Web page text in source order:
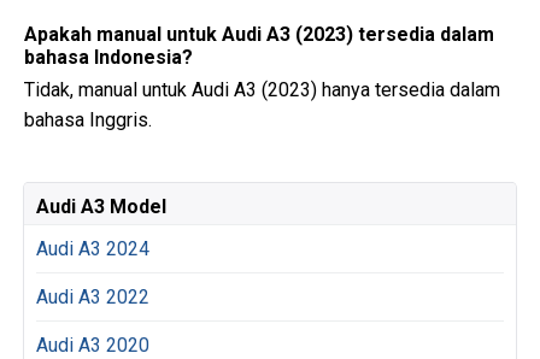
Apakah manual untuk Audi A3 (2023) tersedia dalam
bahasa Indonesia?
Tidak, manual untuk Audi A3 (2023) hanya tersedia dalam
bahasa Inggris.
Audi A3 Model
Audi A3 2024
Audi A3 2022
Audi A3 2020